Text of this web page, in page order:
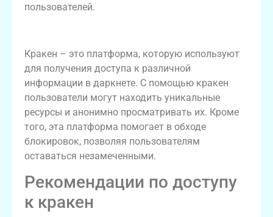
пользователей.
Кракен – это платформа, которую используют
для получения доступа к различной
информации в даркнете. С помощью кракен
пользователи могут находить уникальные
ресурсы и анонимно просматривать их. Кроме
того, эта платформа помогает в обходе
блокировок, позволяя пользователям
оставаться незамеченными.
Рекомендации по доступу
к кракен